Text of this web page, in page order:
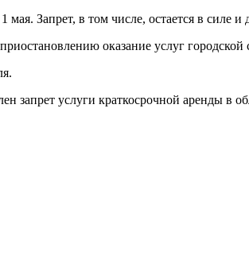
Запрет, в том числе, остается в силе
оказание услуг городской
услуги краткосрочной аренды в